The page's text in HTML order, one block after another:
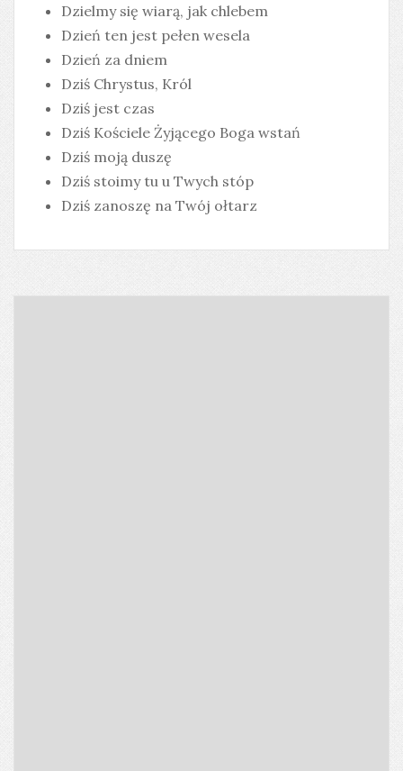
Dzielmy się wiarą, jak chlebem
Dzień ten jest pełen wesela
Dzień za dniem
Dziś Chrystus, Król
Dziś jest czas
Dziś Kościele Żyjącego Boga wstań
Dziś moją duszę
Dziś stoimy tu u Twych stóp
Dziś zanoszę na Twój ołtarz